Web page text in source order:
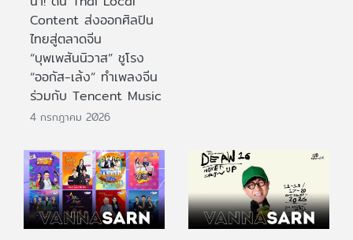
Content ส่งออกศิลปิน
ไทยสู่ตลาดจีน
“บุพเพสันนิวาส” ชูโรง
“ออกัส-เล้ง” ทำเพลงจีน
ร่วมกับ Tencent Music
4 กรกฎาคม 2026